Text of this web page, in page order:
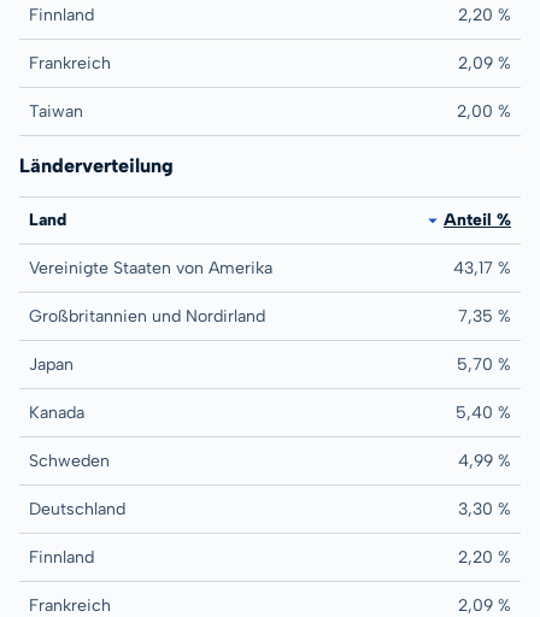
Finnland 2,20 %
Frankreich 2,09 %
Taiwan 2,00 %
Länderverteilung
Land Anteil %
Vereinigte Staaten von Amerika 43,17 %
Großbritannien und Nordirland 7,35 %
Japan 5,70 %
Kanada 5,40 %
Schweden 4,99 %
Deutschland 3,30 %
Finnland 2,20 %
Frankreich 2,09 %